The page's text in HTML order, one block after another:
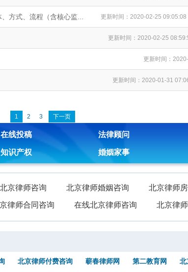
方式、流程（含核心监... 更新时间：2020-02-25
更新时间：2020-02-25
更新时间：
更新时间：2020-01-31
1 2 3 下一页
在线投稿 法律顾问
知识产权 婚姻家事
京律师咨询 北京律师婚姻咨询 北京律师
律师合同咨询 在线北京律师咨询 北京律
北京律师付费咨询 蕲春律师网 第二教育网 北